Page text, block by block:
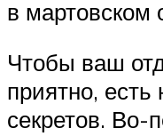
в мартовском
Чтобы ваш
приятно, есть
секретов. Во-